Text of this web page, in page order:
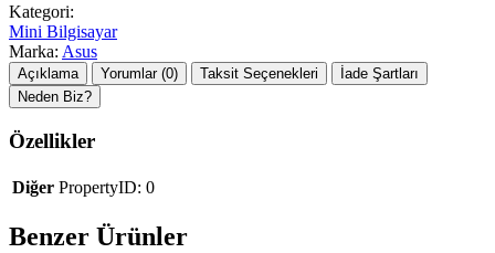
Kategori:
Mini Bilgisayar
Marka: Asus
Açıklama Yorumlar (0) Taksit Seçenekleri
İade Şartları
Neden Biz?
Özellikler
Diğer PropertyID: 0
Benzer Ürünler